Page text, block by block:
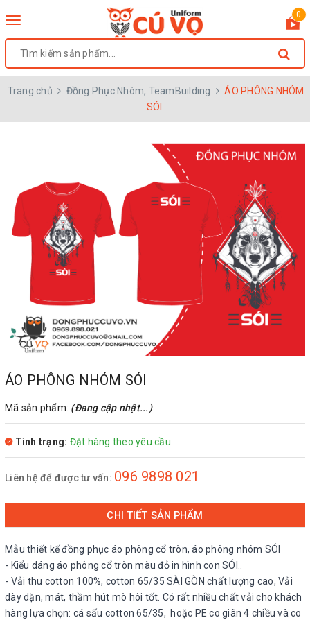
Toggle
0
Trang chủ Đồng Phục Nhóm, TeamBuilding
ÁO PHÔNG NHÓM
SÓI
ÁO PHÔNG NHÓM SÓI
Mã sản phẩm: (Đang cập nhật...)
Tình trạng: Đặt hàng theo yêu cầu
Liên hệ để được tư vấn: 096 9898 021
CHI TIẾT SẢN PHẨM
Mẫu thiết kế đồng phục áo phông cổ tròn, áo phông nhóm SÓI
- Kiểu dáng áo phông cổ tròn màu đỏ in hình con SÓI..
- Vải thu cotton 100%, cotton 65/35 SÀI GÒN chất lượng cao, Vải
dày dặn, mát, thầm hút mò hôi tốt. Có rất nhiều chất vải cho khách
hàng lựa chọn: cá sấu cotton 65/35, hoặc PE co giãn 4 chiều và co